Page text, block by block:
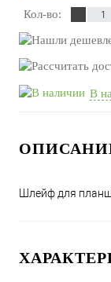
Кол-во:
В
Шлейф для